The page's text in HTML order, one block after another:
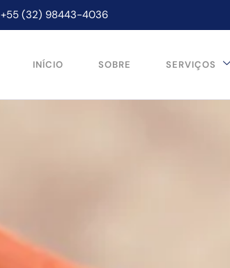
+55 (32) 98443-4036
INÍCIO SOBRE SERVIÇOS